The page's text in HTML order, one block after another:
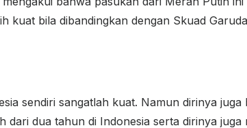
kuat bila dibandingkan dengan Skuad
sendiri sangatlah kuat. Namun dirinya
dua tahun di Indonesia serta dirinya